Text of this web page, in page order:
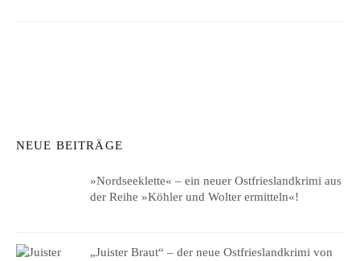
NEUE BEITRÄGE
»Nordseeklette« – ein neuer Ostfrieslandkrimi aus
der Reihe »Köhler und Wolter ermitteln«!
„Juister Braut“ – der neue Ostfrieslandkrimi von